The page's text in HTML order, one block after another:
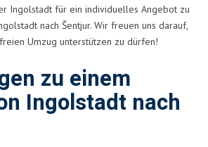
Ingolstadt für ein individuelles Angebot zu
nach Šentjur. Wir freuen uns darauf,
Umzug unterstützen zu dürfen!
zu einem
Ingolstadt nach